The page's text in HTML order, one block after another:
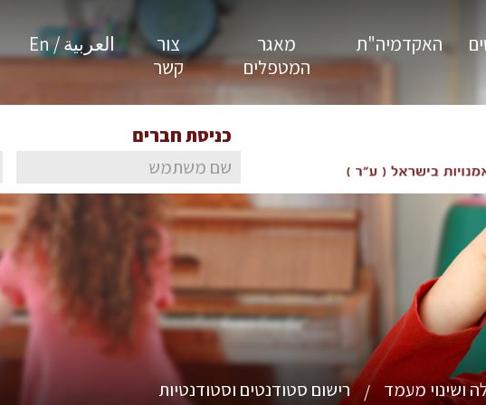
האקדמיה"ת
מאגר
המטפלים
צור
קשר
العربية / En
כניסת חברים
ושינוי מעמד / רישום סטודנטים וסטודנטיות